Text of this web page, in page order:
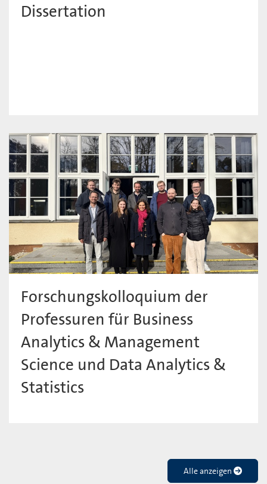
Dissertation
Forschungskolloquium der
Professuren für Business
Analytics & Management
Science und Data Analytics &
Statistics
Alle anzeigen